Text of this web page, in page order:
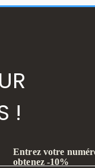
!
Entrez votre
obtenez -10%